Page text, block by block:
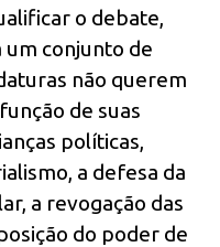
o debate,
um conjunto de
não querem
de suas
políticas,
a defesa da
a revogação das
do poder de